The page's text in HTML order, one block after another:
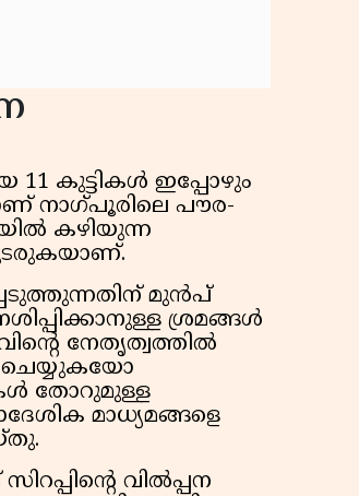
11 കുട്ടികൾ ഇപ്പോഴും
നാഗ്പൂരിലെ പൗര-
കഴിയുന്ന
മുൻപ്
ശ്രമങ്ങൾ
നേതൃത്വത്തിൽ
ചെയ്യുകയോ
തോറുമുള്ള
മാധ്യമങ്ങളെ
വിൽപ്പന